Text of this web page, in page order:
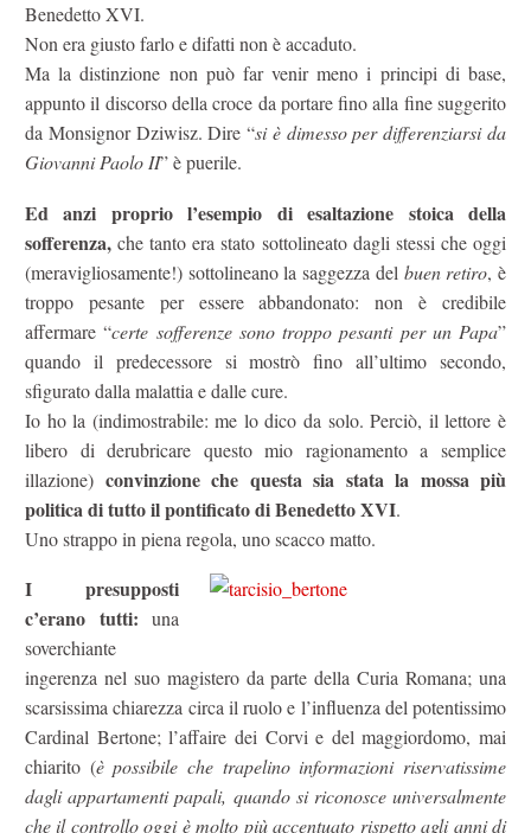
Benedetto XVI.
Non era giusto farlo e difatti non è accaduto.
Ma la distinzione non può far venir meno i principi di base,
appunto il discorso della croce da portare fino alla fine suggerito
da Monsignor Dziwisz. Dire “si è dimesso per differenziarsi da
Giovanni Paolo II” è puerile.
Ed anzi proprio l’esempio di esaltazione stoica della
sofferenza, che tanto era stato sottolineato dagli stessi che oggi
(meravigliosamente!) sottolineano la saggezza del buen retiro, è
troppo pesante per essere abbandonato: non è credibile
affermare “certe sofferenze sono troppo pesanti per un Papa”
quando il predecessore si mostrò fino all’ultimo secondo,
sfigurato dalla malattia e dalle cure.
Io ho la (indimostrabile: me lo dico da solo. Perciò, il lettore è
libero di derubricare questo mio ragionamento a semplice
illazione) convinzione che questa sia stata la mossa più
politica di tutto il pontificato di Benedetto XVI.
Uno strappo in piena regola, uno scacco matto.
I presupposti
c’erano tutti: una
soverchiante
ingerenza nel suo magistero da parte della Curia Romana; una
scarsissima chiarezza circa il ruolo e l’influenza del potentissimo
Cardinal Bertone; l’affaire dei Corvi e del maggiordomo, mai
chiarito (è possibile che trapelino informazioni riservatissime
dagli appartamenti papali, quando si riconosce universalmente
che il controllo oggi è molto più accentuato rispetto agli anni di